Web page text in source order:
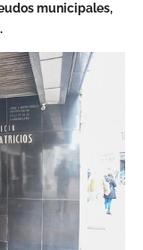
municipales,